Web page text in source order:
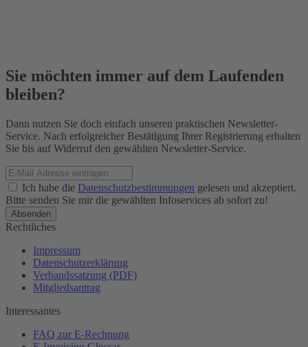
Sie möchten immer auf dem Laufenden
bleiben?
Dann nutzen Sie doch einfach unseren praktischen Newsletter-
Service. Nach erfolgreicher Bestätigung Ihrer Registrierung erhalten
Sie bis auf Widerruf den gewählten Newsletter-Service.
Ich habe die Datenschutzbestimmungen gelesen und akzeptiert.
Bitte senden Sie mir die gewählten Infoservices ab sofort zu!
Rechtliches
Impressum
Datenschutzerklärung
Verbandssatzung (PDF)
Mitgliedsantrag
Interessantes
FAQ zur E-Rechnung